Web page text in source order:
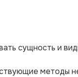
сущность и
методы